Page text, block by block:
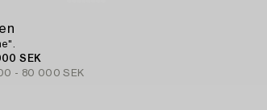
SEK
- 80 000 SEK